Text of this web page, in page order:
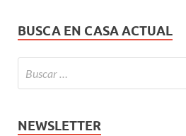
BUSCA EN CASA ACTUAL
NEWSLETTER